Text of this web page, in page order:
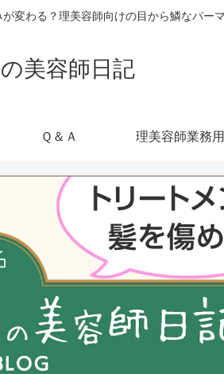
変わる？理美容師向けの目から鱗なパー
美容師日記
Ｑ＆Ａ 理美容師業務